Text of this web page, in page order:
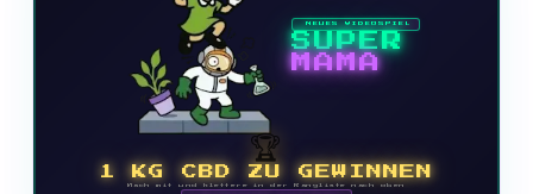
NEUES VIDEOSPIEL
SUPER
MAMA
🏆
1 KG CBD ZU GEWINNEN
Mach mit und klettere in der Rangliste nach oben